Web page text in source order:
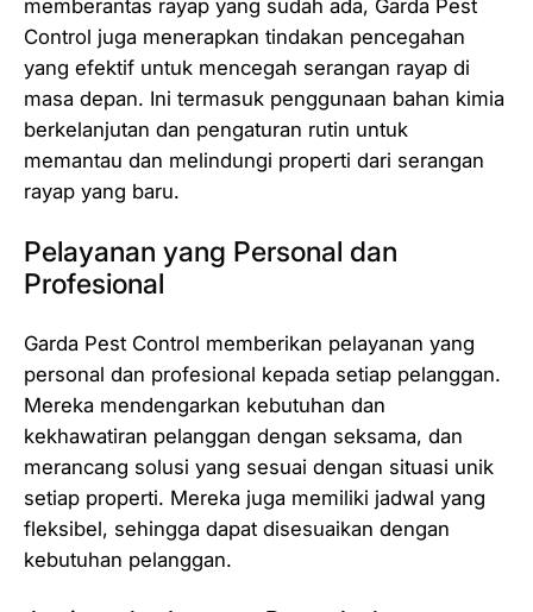
memberantas rayap yang sudah ada, Garda Pest
Control juga menerapkan tindakan pencegahan
yang efektif untuk mencegah serangan rayap di
masa depan. Ini termasuk penggunaan bahan kimia
berkelanjutan dan pengaturan rutin untuk
memantau dan melindungi properti dari serangan
rayap yang baru.
Pelayanan yang Personal dan
Profesional
Garda Pest Control memberikan pelayanan yang
personal dan profesional kepada setiap pelanggan.
Mereka mendengarkan kebutuhan dan
kekhawatiran pelanggan dengan seksama, dan
merancang solusi yang sesuai dengan situasi unik
setiap properti. Mereka juga memiliki jadwal yang
fleksibel, sehingga dapat disesuaikan dengan
kebutuhan pelanggan.